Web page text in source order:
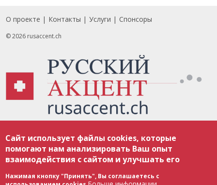
Footer
О проекте Контакты Услуги Спонсоры
© 2026 rusaccent.ch
соответствии с законодательством Швейцарии об авторском праве и
международными соглашениями. Полное или частичное использование
материалов возможно только с разрешения редакции. В случае полного
или частичного воспроизведения материалов сайта rusaccent.ch,
ОБЯЗАТЕЛЬНА АКТИВНАЯ ГИПЕРССЫЛКА на конкретный заимствованный
текст. Фотоизображения, размещенные редакцией rusaccent.ch, являются
ее исключительной собственностью. Полное или частичное
Сайт использует файлы cookies, которые
помогают нам анализировать Ваш опыт
взаимодействия с сайтом и улучшать его
Нажимая кнопку "Принять", Вы соглашаетесь с